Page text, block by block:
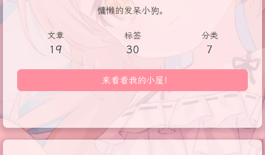
慵懒的发呆小狗。
文章
19
标签
30
分类
7
来看看我的小屋！